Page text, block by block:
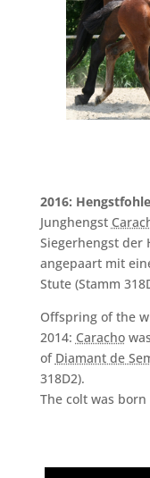
2016:
Junghengst
Siegerhengst der
angepaart mit
Stute (Stamm
Offspring of the
2014: Caracho
of Diamant de
318D2).
The colt was born